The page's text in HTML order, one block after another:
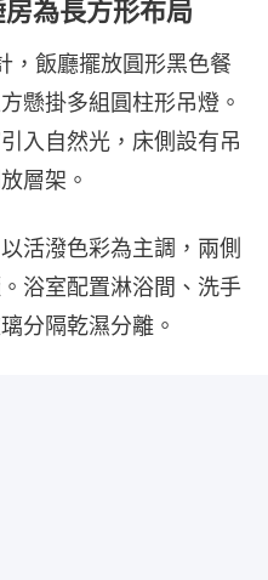
為長方形布局
，飯廳擺放圓形黑色餐
懸掛多組圓柱形吊燈。
入自然光，床側設有吊
層架。
活潑色彩為主調，兩側
浴室配置淋浴間、洗手
分隔乾濕分離。